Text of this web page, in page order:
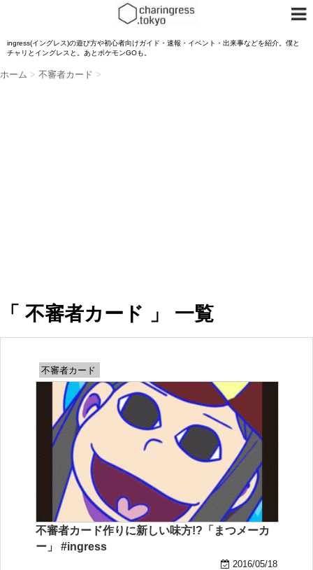
ingress(イングレス)の遊び方や初心者向けガイド・速報・イベント・出来事などを紹介。僕と
チャリとイングレスと。あとポケモンGOも。
ホーム > 不審者カード >
「 不審者カード 」 一覧
不審者カード
不審者カード作りに新しい味方!?「まつメーカ
ー」 #ingress
2016/05/18